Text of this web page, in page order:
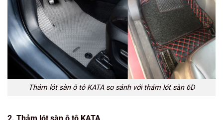
Thảm lót sàn ô tô KATA so sánh với thảm lót sàn 6D